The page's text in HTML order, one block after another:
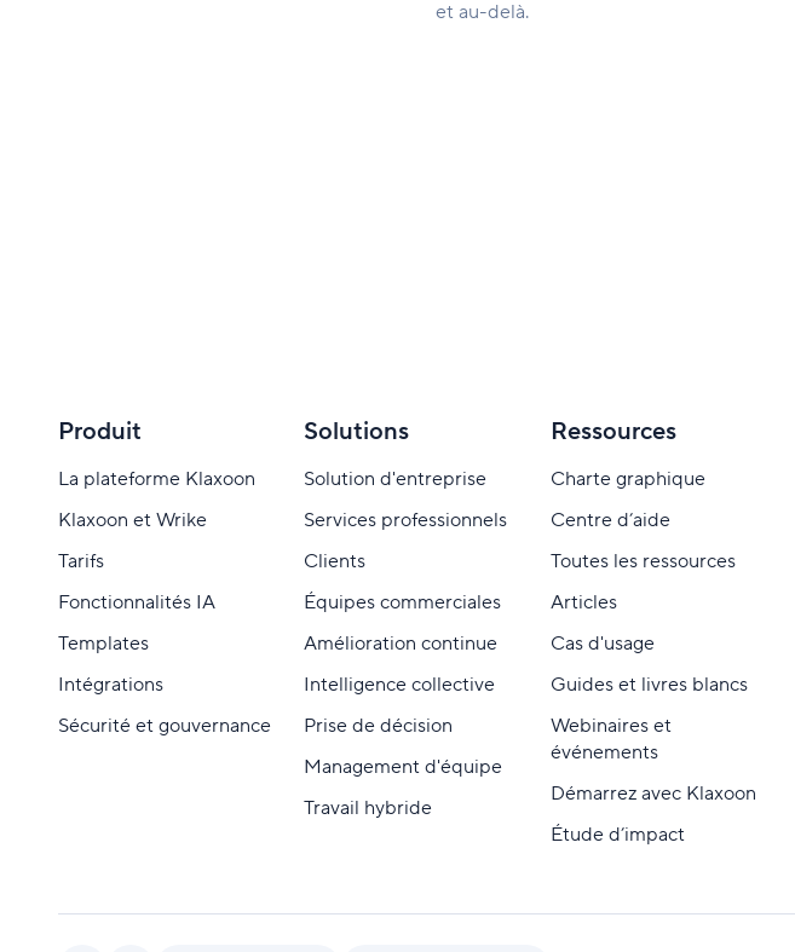
et au-delà.
Produit
La plateforme Klaxoon
Klaxoon et Wrike
Tarifs
Fonctionnalités IA
Templates
Intégrations
Sécurité et gouvernance
Solutions
Solution d'entreprise
Services professionnels
Clients
Équipes commerciales
Amélioration continue
Intelligence collective
Prise de décision
Management d'équipe
Travail hybride
Ressources
Charte graphique
Centre d’aide
Toutes les ressources
Articles
Cas d'usage
Guides et livres blancs
Webinaires et
événements
Démarrez avec Klaxoon
Étude d’impact